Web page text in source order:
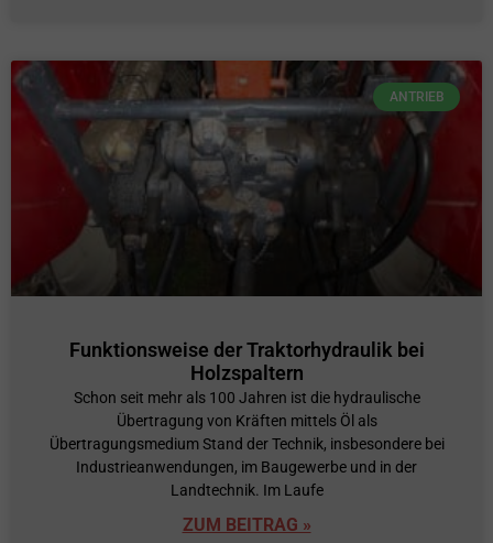
ANTRIEB
Funktionsweise der Traktorhydraulik bei
Holzspaltern
Schon seit mehr als 100 Jahren ist die hydraulische
Übertragung von Kräften mittels Öl als
Übertragungsmedium Stand der Technik, insbesondere bei
Industrieanwendungen, im Baugewerbe und in der
Landtechnik. Im Laufe
ZUM BEITRAG »